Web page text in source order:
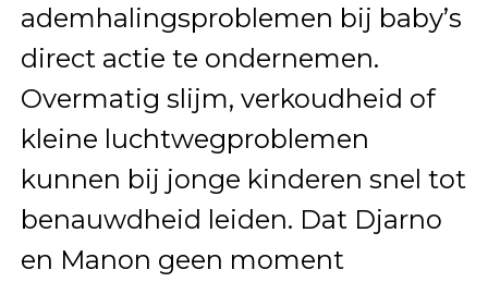
ademhalingsproblemen bij baby’s
direct actie te ondernemen.
Overmatig slijm, verkoudheid of
kleine luchtwegproblemen
kunnen bij jonge kinderen snel tot
benauwdheid leiden. Dat Djarno
en Manon geen moment